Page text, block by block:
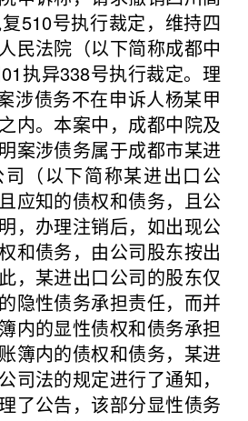
510号执行裁定，维持四
民法院（以下简称成都中
执异338号执行裁定。理
涉债务不在申诉人杨某甲
内。本案中，成都中院及
案涉债务属于成都市某进
（以下简称某进出口公
应知的债权和债务，且公
，办理注销后，如出现公
和债务，由公司股东按出
，某进出口公司的股东仅
隐性债务承担责任，而并
内的显性债权和债务承担
簿内的债权和债务，某进
司法的规定进行了通知，
了公告，该部分显性债务